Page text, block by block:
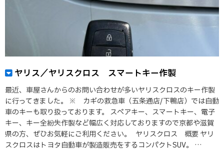
ヤリス／ヤリスクロス スマートキー作製
最近、車屋さんからのお問い合わせが多いヤリスクロスのキー作製
に行ってきました。 ※ カギの救急車（五条通店/下鴨店）では自動
車のキーも取り扱っております。 スペアキー、スマートキー、電子
キー、キー全紛失作製など幅広く対応しておりますので京都や滋賀
県の方、ぜひお気軽にご利用ください。 ヤリスクロス 概要 ヤリ
スクロスはトヨタ自動車が製造販売をするコンパクトSUV。 …